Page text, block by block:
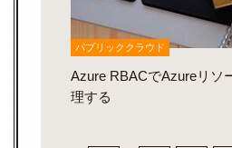
パブリッククラウド
Azure RBACでAzureリソ
理する